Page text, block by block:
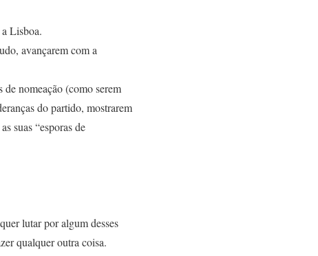
Lisboa.
avançarem com a
de nomeação (como serem
do partido, mostrarem
suas “esporas de
lutar por algum desses
qualquer outra coisa.